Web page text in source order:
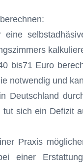
bis71 Euro
notwendig und
Deutschland
sich ein Defizit
Praxis
einer